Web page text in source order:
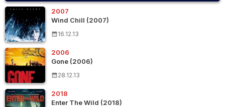
2007
Wind Chill (2007)
16.12.13
2006
Gone (2006)
28.12.13
2018
Enter The Wild (2018)